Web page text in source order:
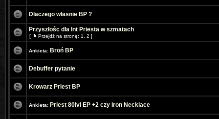
Dlaczego wlasnie BP ?
Przyszłośc dla Int Priesta w szmatach
[ Przejdź na stronę: 1 2 ]
Ankieta: Broń BP
Debuffer pytanie
Krowarz Priest BP
Ankieta: Priest 80lvl EP +2 czy Iron Necklace